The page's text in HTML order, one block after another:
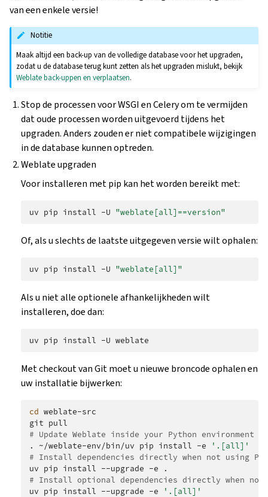
van een enkele versie!
Notitie
Maak altijd een back-up van de volledige database voor het upgraden,
zodat u de database terug kunt zetten als het upgraden mislukt, bekijk
Weblate back-uppen en verplaatsen.
Stop de processen voor WSGI en Celery om te vermijden
dat oude processen worden uitgevoerd tijdens het
upgraden. Anders zouden er niet compatibele wijzigingen
in de database kunnen optreden.
Weblate upgraden
Voor installeren met pip kan het worden bereikt met:
uv pip install -U "weblate[all]==version"
Of, als u slechts de laatste uitgegeven versie wilt ophalen:
uv pip install -U "weblate[all]"
Als u niet alle optionele afhankelijkheden wilt
installeren, doe dan:
uv pip install -U
Met checkout van Git moet u nieuwe broncode ophalen en
uw installatie bijwerken:
cd weblate-src
git
# Update Weblate inside your Python environment
.
~/weblate-env/bin/uv pip install -e
'.[all]'
# Install dependencies directly when not using
uv pip install --upgrade -e
# Install optional dependencies directly when not
uv pip install --upgrade -e '.[all]'